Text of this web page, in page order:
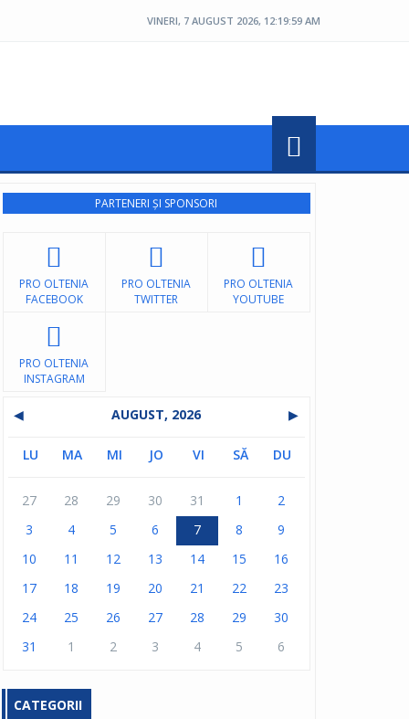
VINERI, 7 AUGUST 2026, 12:20:01 AM
PARTENERI ȘI SPONSORI
PRO OLTENIA
FACEBOOK
PRO OLTENIA
TWITTER
PRO OLTENIA
YOUTUBE
PRO OLTENIA
INSTAGRAM
◀ AUGUST, 2026 ▶
LU MA MI JO VI SĂ DU
27 28 29 30 31 1
2
3
4 5 6 7 8
9
10
11 12 13 14 15
16
17
18 19 20 21 22
23
24
25 26 27 28 29
30
31
1 2 3 4 5 6
CATEGORII